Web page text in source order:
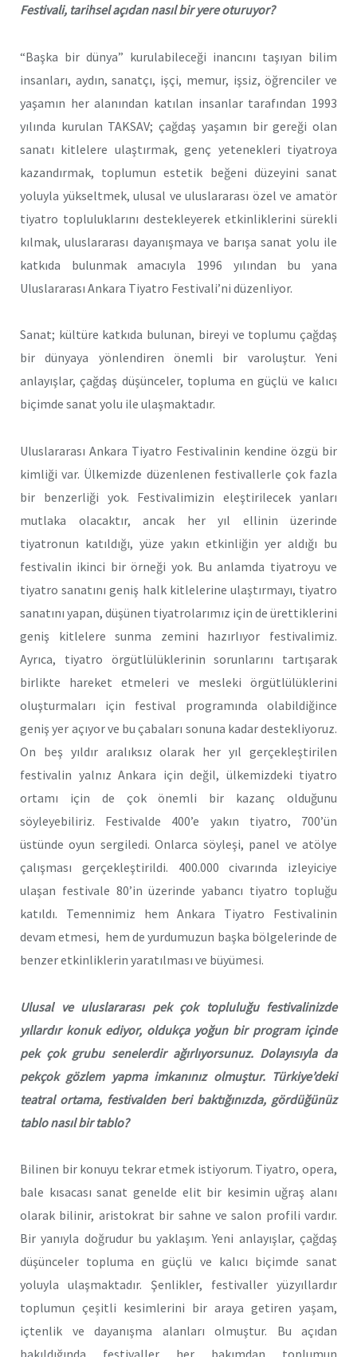
Festivali, tarihsel açıdan nasıl bir yere oturuyor?
“Başka bir dünya” kurulabileceği inancını taşıyan bilim
insanları, aydın, sanatçı, işçi, memur, işsiz, öğrenciler ve
yaşamın her alanından katılan insanlar tarafından 1993
yılında kurulan TAKSAV; çağdaş yaşamın bir gereği olan
sanatı kitlelere ulaştırmak, genç yetenekleri tiyatroya
kazandırmak, toplumun estetik beğeni düzeyini sanat
yoluyla yükseltmek, ulusal ve uluslararası özel ve amatör
tiyatro topluluklarını destekleyerek etkinliklerini sürekli
kılmak, uluslararası dayanışmaya ve barışa sanat yolu ile
katkıda bulunmak amacıyla 1996 yılından bu yana
Uluslararası Ankara Tiyatro Festivali’ni düzenliyor.
Sanat; kültüre katkıda bulunan, bireyi ve toplumu çağdaş
bir dünyaya yönlendiren önemli bir varoluştur. Yeni
anlayışlar, çağdaş düşünceler, topluma en güçlü ve kalıcı
biçimde sanat yolu ile ulaşmaktadır.
Uluslararası Ankara Tiyatro Festivalinin kendine özgü bir
kimliği var. Ülkemizde düzenlenen festivallerle çok fazla
bir benzerliği yok. Festivalimizin eleştirilecek yanları
mutlaka olacaktır, ancak her yıl ellinin üzerinde
tiyatronun katıldığı, yüze yakın etkinliğin yer aldığı bu
festivalin ikinci bir örneği yok. Bu anlamda tiyatroyu ve
tiyatro sanatını geniş halk kitlelerine ulaştırmayı, tiyatro
sanatını yapan, düşünen tiyatrolarımız için de ürettiklerini
geniş kitlelere sunma zemini hazırlıyor festivalimiz.
Ayrıca, tiyatro örgütlülüklerinin sorunlarını tartışarak
birlikte hareket etmeleri ve mesleki örgütlülüklerini
oluşturmaları için festival programında olabildiğince
geniş yer açıyor ve bu çabaları sonuna kadar destekliyoruz.
On beş yıldır aralıksız olarak her yıl gerçekleştirilen
festivalin yalnız Ankara için değil, ülkemizdeki tiyatro
ortamı için de çok önemli bir kazanç olduğunu
söyleyebiliriz. Festivalde 400’e yakın tiyatro, 700’ün
üstünde oyun sergiledi. Onlarca söyleşi, panel ve atölye
çalışması gerçekleştirildi. 400.000 civarında izleyiciye
ulaşan festivale 80’in üzerinde yabancı tiyatro topluğu
katıldı. Temennimiz hem Ankara Tiyatro Festivalinin
devam etmesi, hem de yurdumuzun başka bölgelerinde de
benzer etkinliklerin yaratılması ve büyümesi.
Ulusal ve uluslararası pek çok topluluğu festivalinizde
yıllardır konuk ediyor, oldukça yoğun bir program içinde
pek çok grubu senelerdir ağırlıyorsunuz. Dolayısıyla da
pekçok gözlem yapma imkanınız olmuştur. Türkiye’deki
teatral ortama, festivalden beri baktığınızda, gördüğünüz
tablo nasıl bir tablo?
Bilinen bir konuyu tekrar etmek istiyorum. Tiyatro, opera,
bale kısacası sanat genelde elit bir kesimin uğraş alanı
olarak bilinir, aristokrat bir sahne ve salon profili vardır.
Bir yanıyla doğrudur bu yaklaşım. Yeni anlayışlar, çağdaş
düşünceler topluma en güçlü ve kalıcı biçimde sanat
yoluyla ulaşmaktadır. Şenlikler, festivaller yüzyıllardır
toplumun çeşitli kesimlerini bir araya getiren yaşam,
içtenlik ve dayanışma alanları olmuştur. Bu açıdan